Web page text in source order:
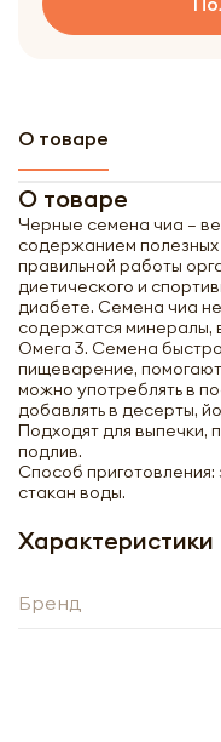
О товаре
О товаре
Черные семена чиа –
содержанием
правильной работы
диетического и
диабете. Семена чиа
содержатся минералы,
Омега 3. Семена
пищеварение,
можно употреблять в
добавлять в десерты,
Подходят для выпечки,
подлив.
Способ приготовления:
стакан воды.
Характеристики
Бренд